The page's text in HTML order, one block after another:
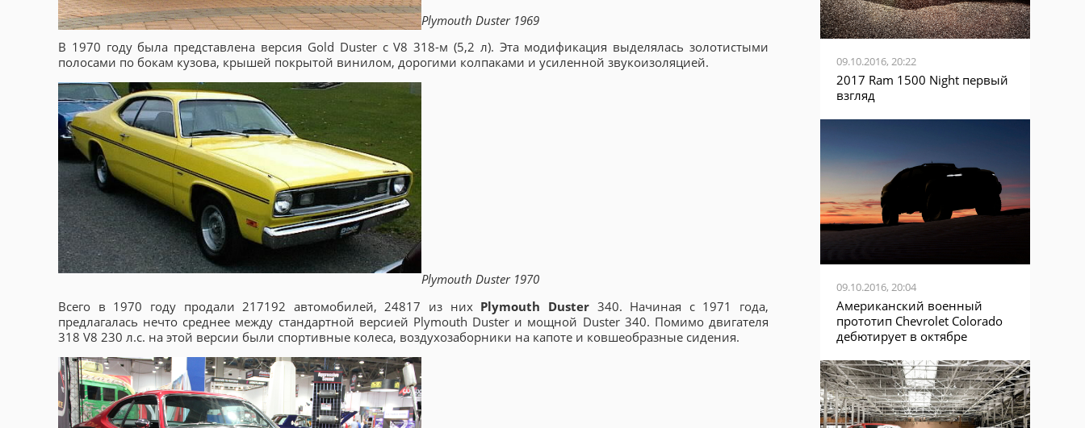
Plymouth Duster 1969
В 1970 году была представлена версия Gold Duster с V8 318-м (5,2 л). Эта модификация выделялась золотистыми
полосами по бокам кузова, крышей покрытой винилом, дорогими колпаками и усиленной звукоизоляцией.
Plymouth Duster 1970
Всего в 1970 году продали 217192 автомобилей, 24817 из них Plymouth Duster340. Начиная с 1971 года,
предлагалась нечто среднее между стандартной версией Plymouth Duster и мощной Duster 340. Помимо двигателя
318 V8 230 л.с. на этой версии были спортивные колеса, воздухозаборники на капоте и ковшеобразные сидения.
09.10.2016, 20:22
2017 Ram 1500 Night первый
взгляд
09.10.2016, 20:04
Американский военный
прототип Chevrolet Colorado
дебютирует в октябре